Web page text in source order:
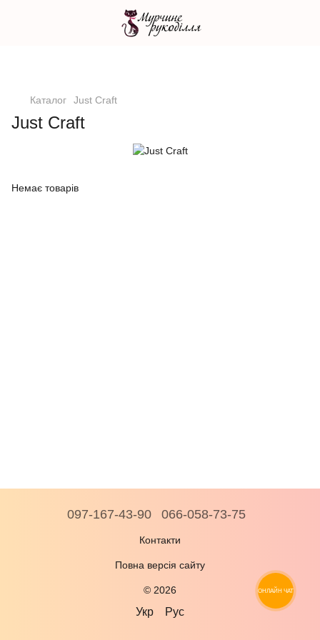
Каталог Just Craft
Just Craft
Немає товарів
097-167-43-90 066-058-73-75
Контакти
Повна версія сайту
© 2026
Укр Рус
ОНЛАЙН ЧАТ